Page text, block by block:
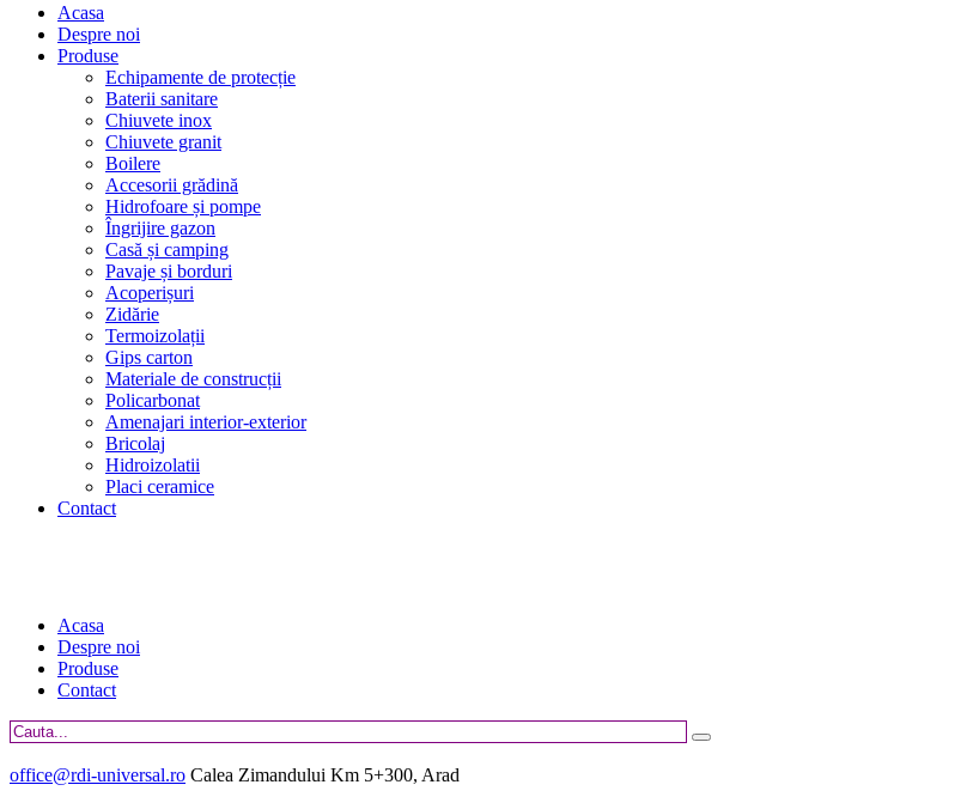
Acasa
Despre noi
Produse
Echipamente de protecție
Baterii sanitare
Chiuvete inox
Chiuvete granit
Boilere
Accesorii grădină
Hidrofoare și pompe
Îngrijire gazon
Casă și camping
Pavaje și borduri
Acoperișuri
Zidărie
Termoizolații
Gips carton
Materiale de construcții
Policarbonat
Amenajari interior-exterior
Bricolaj
Hidroizolatii
Placi ceramice
Contact
Acasa
Despre noi
Produse
Contact
office@rdi-universal.ro Calea Zimandului Km 5+300, Arad